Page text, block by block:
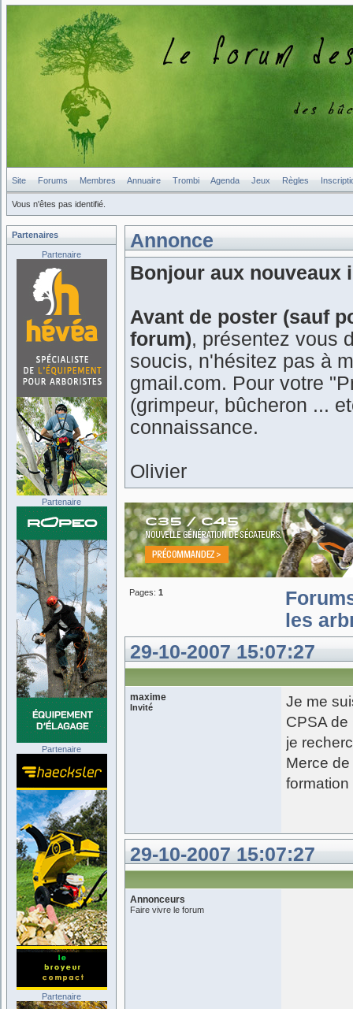
Site Forums Membres Annuaire Trombi Agenda Jeux Règles
Vous n'êtes pas identifié.
Annonce
Bonjour aux nouveaux
Avant de poster (sauf
forum), présentez vous
soucis, n'hésitez pas à
gmail.com. Pour votre
(grimpeur, bûcheron ...
connaissance.
Olivier
Pages: 1
les
29-10-2007 15:07:27
maxime
Invité
Je me
CPSA
je
Merce
29-10-2007 15:07:27
Annonceurs
Faire vivre le forum
Partenaires
Partenaire
Partenaire
Partenaire
Partenaire